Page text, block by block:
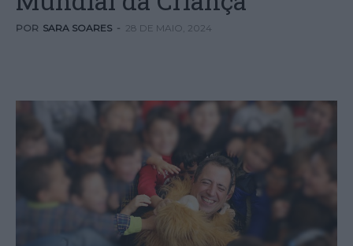
POR SARA SOARES - 28 DE MAIO, 2024